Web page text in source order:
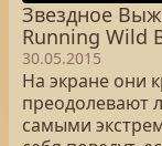
Звездное
Running Wild
30.05.2015
На экране они
преодолевают
самыми